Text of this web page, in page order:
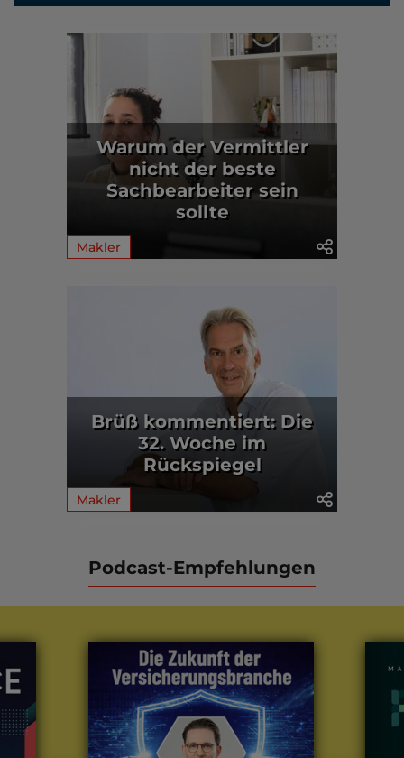
Warum der Vermittler
nicht der beste
Sachbearbeiter sein
sollte
Makler
Brüß kommentiert: Die
32. Woche im
Rückspiegel
Makler
Podcast-Empfehlungen